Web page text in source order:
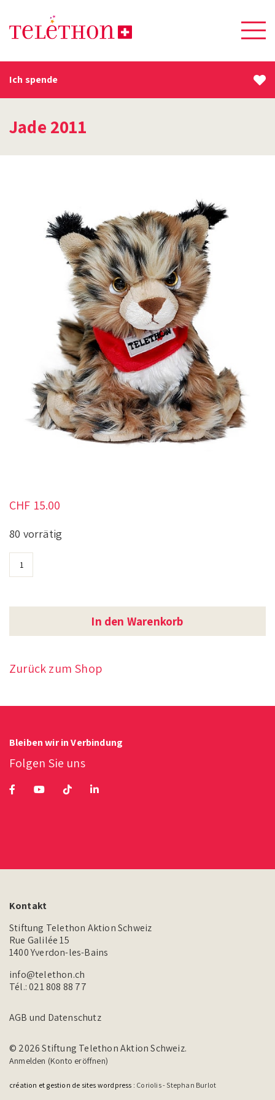
Ich spende
Jade 2011
CHF 15.00
80 vorrätig
In den Warenkorb
Zurück zum Shop
Bleiben wir in Verbindung
Folgen Sie uns
Kontakt
Stiftung Telethon Aktion Schweiz
Rue Galilée 15
1400 Yverdon-les-Bains
info@telethon.ch
Tél.:021 808 88 77
AGB und Datenschutz
© 2026 Stiftung Telethon Aktion Schweiz.
Anmelden (Konto eröffnen)
création et gestion de sites wordpress : Coriolis - Stephan Burlot